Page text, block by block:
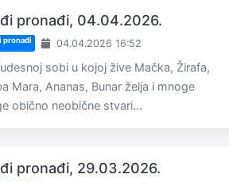
pronađi, 04.04.2026.
pronađi 04.04.2026 16:52
sobi u kojoj žive Mačka, Žirafa,
Mara, Ananas, Bunar želja i mnoge
obično neobične stvari...
pronađi, 29.03.2026.